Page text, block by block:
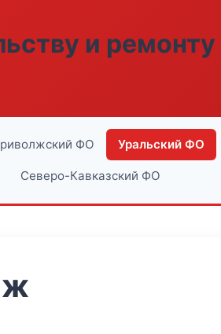
и ремонту
ФО Уральский ФО
Северо-Кавказский ФО